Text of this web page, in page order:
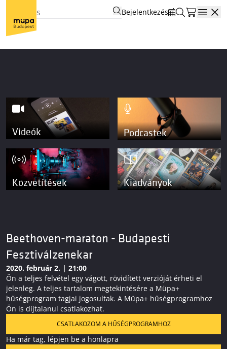
Bejelentkezés
Videók Podcastek
Közvetítések Kiadványok
Beethoven-maraton - Budapesti
Fesztiválzenekar
2020. február 2. | 21:00
Ön a teljes felvétel egy vágott, rövidített verzióját érheti el
jelenleg. A teljes tartalom megtekintésére a Müpa+
hűségprogram tagjai jogosultak. A Müpa+ hűségprogramhoz
Ön is díjtalanul csatlakozhat.
CSATLAKOZOM A HŰSÉGPROGRAMHOZ
Ha már tag, lépjen be a honlapra